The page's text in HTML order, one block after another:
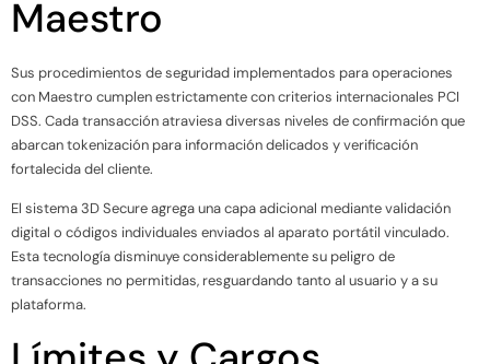
Maestro
Sus procedimientos de seguridad implementados para operaciones
con Maestro cumplen estrictamente con criterios internacionales PCI
DSS. Cada transacción atraviesa diversas niveles de confirmación que
abarcan tokenización para información delicados y verificación
fortalecida del cliente.
El sistema 3D Secure agrega una capa adicional mediante validación
digital o códigos individuales enviados al aparato portátil vinculado.
Esta tecnología disminuye considerablemente su peligro de
transacciones no permitidas, resguardando tanto al usuario y a su
plataforma.